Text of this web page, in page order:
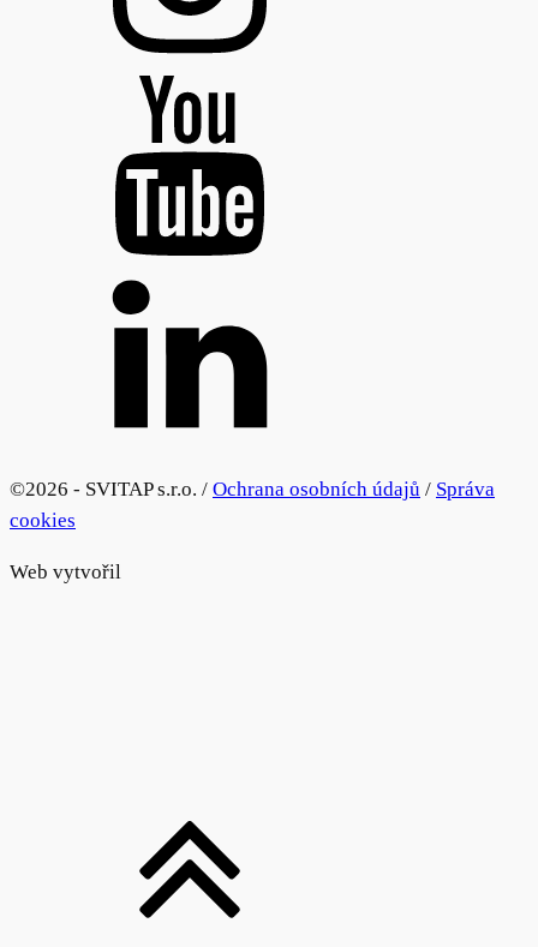
©2026 - SVITAP s.r.o. / Ochrana osobních údajů / Správa
cookies
Web vytvořil